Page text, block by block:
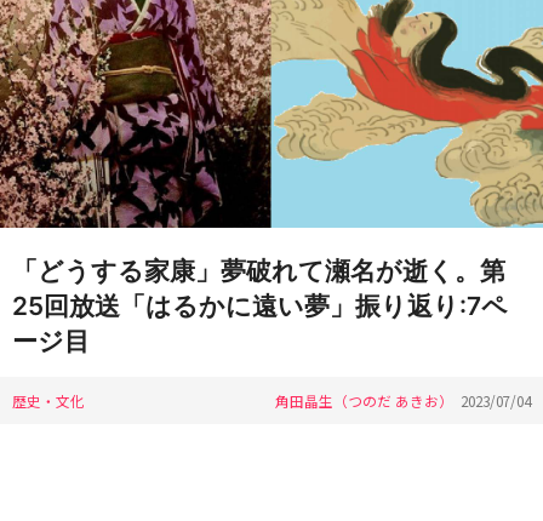
「どうする家康」夢破れて瀬名が逝く。第
25回放送「はるかに遠い夢」振り返り:7ペ
ージ目
歴史・文化 角田晶生（つのだ あきお） 2023/07/04